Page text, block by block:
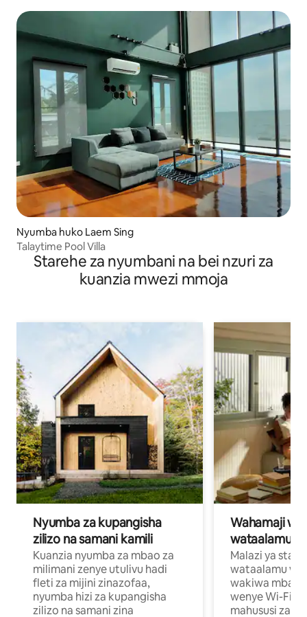
Nyumba huko Laem Sing
Talaytime Pool Villa
Starehe za nyumbani na bei nzuri za
kuanzia mwezi mmoja
Nyumba za kupangisha
zilizo na samani kamili
Kuanzia nyumba za mbao za
milimani zenye utulivu hadi
fleti za mijini zinazofaa,
nyumba hizi za kupangisha
zilizo na samani zina
Wahamaji
wataalamu
Malazi ya
wataalamu
wakiwa mbali
wenye Wi-Fi
mahususi za